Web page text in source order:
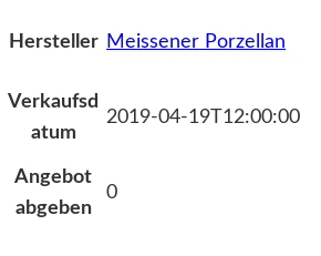
Hersteller Meissener Porzellan
Verkaufsd
atum
2019-04-19T12:00:00
Angebot
abgeben
0